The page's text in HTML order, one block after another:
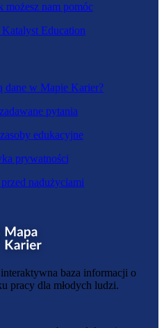
baza informacji o
pracy dla młodych ludzi.
dane w Mapie Karier?
pytania
edukacyjne
prywatności
nadużyciami
możesz nam pomóc
Education